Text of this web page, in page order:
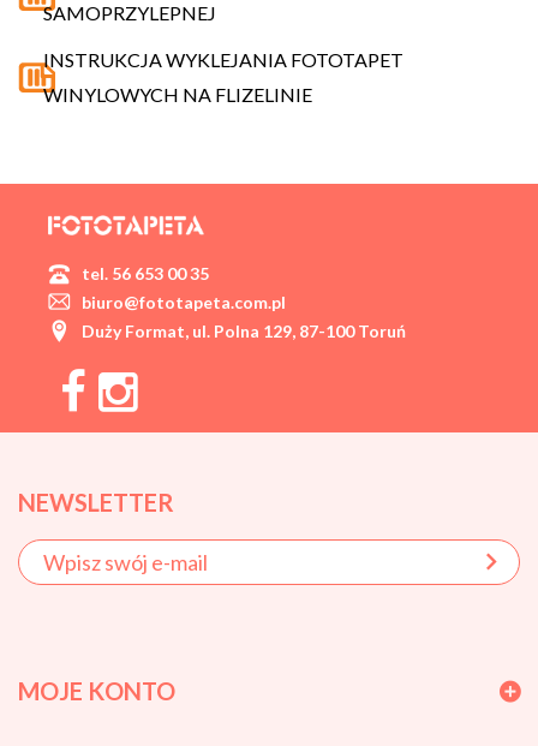
SAMOPRZYLEPNEJ
INSTRUKCJA WYKLEJANIA FOTOTAPET
WINYLOWYCH NA FLIZELINIE
tel. 56 653 00 35
biuro@fototapeta.com.pl
Duży Format, ul. Polna 129, 87-100 Toruń
NEWSLETTER
MOJE KONTO